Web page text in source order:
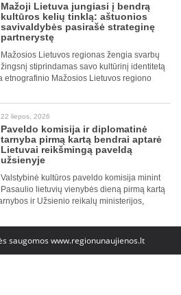
Mažoji Lietuva jungiasi į bendrą
kultūros kelių tinklą: aštuonios
savivaldybės pasirašė strateginę
partnerystę
Mažosios Lietuvos regionas žengia svarbų
žingsnį stiprindamas savo kultūrinį identitetą
etnografinio Mažosios Lietuvos regiono
22 liepos, 2026
Paveldo komisija ir diplomatinė
tarnyba pirmą kartą bendrai aptarė
Lietuvai reikšmingą paveldą
užsienyje
Valstybinė kultūros paveldo komisija minint
Pasaulio lietuvių vienybės dieną pirmą kartą
ir Užsienio reikalų ministerijos,
saugomos www.regionunaujienos.lt